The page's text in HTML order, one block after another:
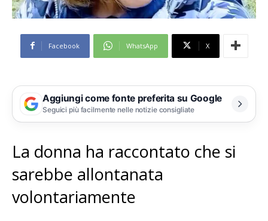
Facebook WhatsApp X
Aggiungi come fonte preferita su Google
Seguici più facilmente nelle notizie consigliate
La donna ha raccontato che si
sarebbe allontanata
volontariamente